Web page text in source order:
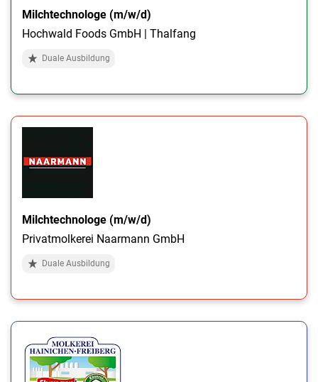
Milchtechnologe (m/w/d)
Hochwald Foods GmbH | Thalfang
Duale Ausbildung
Milchtechnologe (m/w/d)
Privatmolkerei Naarmann GmbH
Duale Ausbildung